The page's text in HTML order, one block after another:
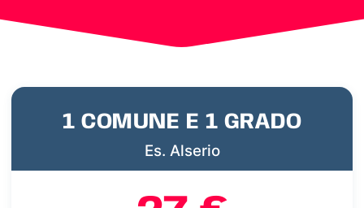
1 COMUNE E 1 GRADO
Es. Alserio